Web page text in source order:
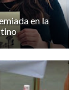
en la